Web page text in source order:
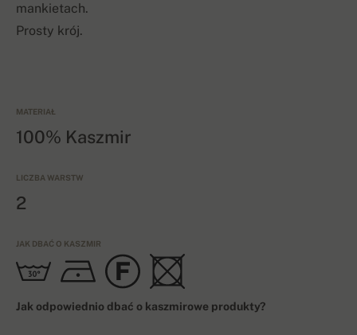
mankietach.
Prosty krój.
MATERIAŁ
100% Kaszmir
LICZBA WARSTW
2
JAK DBAĆ O KASZMIR
Jak odpowiednio dbać o kaszmirowe produkty?